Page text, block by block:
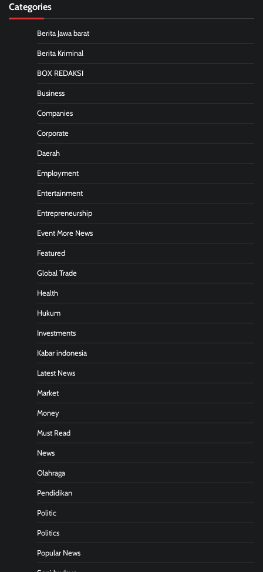
Categories
Berita Jawa barat
Berita Kriminal
BOX REDAKSI
Business
Companies
Corporate
Daerah
Employment
Entertainment
Entrepreneurship
Event More News
Featured
Global Trade
Health
Hukum
Investments
Kabar indonesia
Latest News
Market
Money
Must Read
News
Olahraga
Pendidikan
Politic
Politics
Popular News